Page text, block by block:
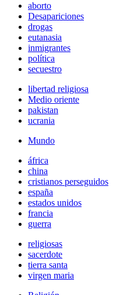
aborto
Desapariciones
drogas
eutanasia
inmigrantes
política
secuestro
libertad religiosa
Medio oriente
pakistan
ucrania
Mundo
áfrica
china
cristianos perseguidos
españa
estados unidos
francia
guerra
religiosas
sacerdote
tierra santa
virgen maria